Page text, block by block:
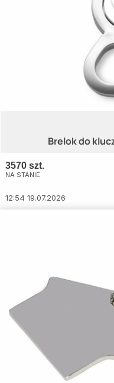
Brelok do
3570 szt.
NA STANIE
12:54 19.07.2026